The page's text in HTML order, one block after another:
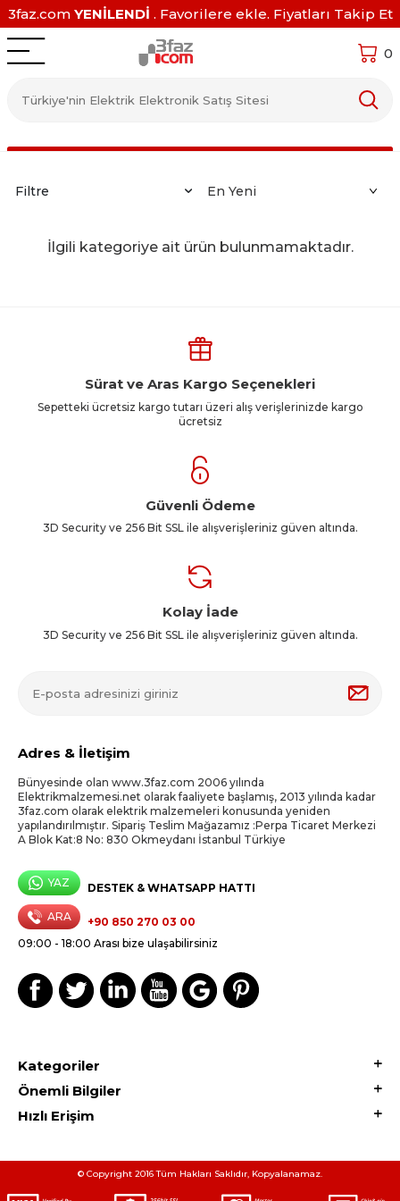
3faz.com YENİLENDİ . Favorilere ekle. Fiyatları Takip Et
0
Filtre
İlgili kategoriye ait ürün bulunmamaktadır.
Sürat ve Aras Kargo Seçenekleri
Sepetteki ücretsiz kargo tutarı üzeri alış verişlerinizde kargo
ücretsiz
Güvenli Ödeme
3D Security ve 256 Bit SSL ile alışverişleriniz güven altında.
Kolay İade
3D Security ve 256 Bit SSL ile alışverişleriniz güven altında.
Adres & İletişim
Bünyesinde olan www.3faz.com 2006 yılında
Elektrikmalzemesi.net olarak faaliyete başlamış, 2013 yılında kadar
3faz.com olarak elektrik malzemeleri konusunda yeniden
yapılandırılmıştır. Sipariş Teslim Mağazamız :Perpa Ticaret Merkezi
A Blok Kat:8 No: 830 Okmeydanı İstanbul Türkiye
YAZ DESTEK & WHATSAPP HATTI
ARA
+90 850 270 03 00
09:00 - 18:00 Arası bize ulaşabilirsiniz
Kategoriler
Önemli Bilgiler
Hızlı Erişim
© Copyright 2016 Tüm Hakları Saklıdır, Kopyalanamaz.